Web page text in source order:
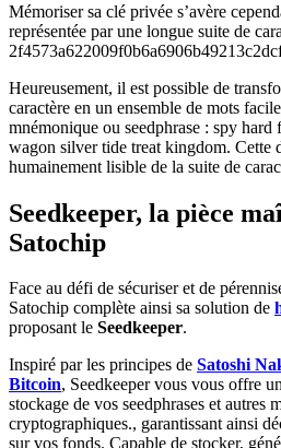
Mémoriser sa clé privée s’avère
représentée par une longue suite de
Heureusement, il est possible de
caractère en un ensemble de mots
mnémonique ou seedphrase : spy
wagon silver tide treat kingdom. Cette
humainement lisible de la suite de
Seedkeeper, la pièce
Satochip
Face au défi de sécuriser et de
Satochip complète ainsi sa solution de
proposant le Seedkeeper.
Inspiré par les principes de Satoshi
Bitcoin, Seedkeeper vous vous offre
stockage de vos seedphrases et autres
cryptographiques., garantissant ainsi
sur vos fonds. Capable de stocker,